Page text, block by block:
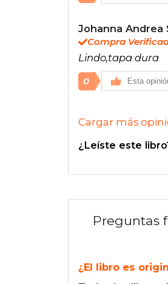
Johanna Andrea
Compra
Lindo,tapa dura
0 Esta
Cargar más
¿Leíste este
Preguntas
¿El libro es